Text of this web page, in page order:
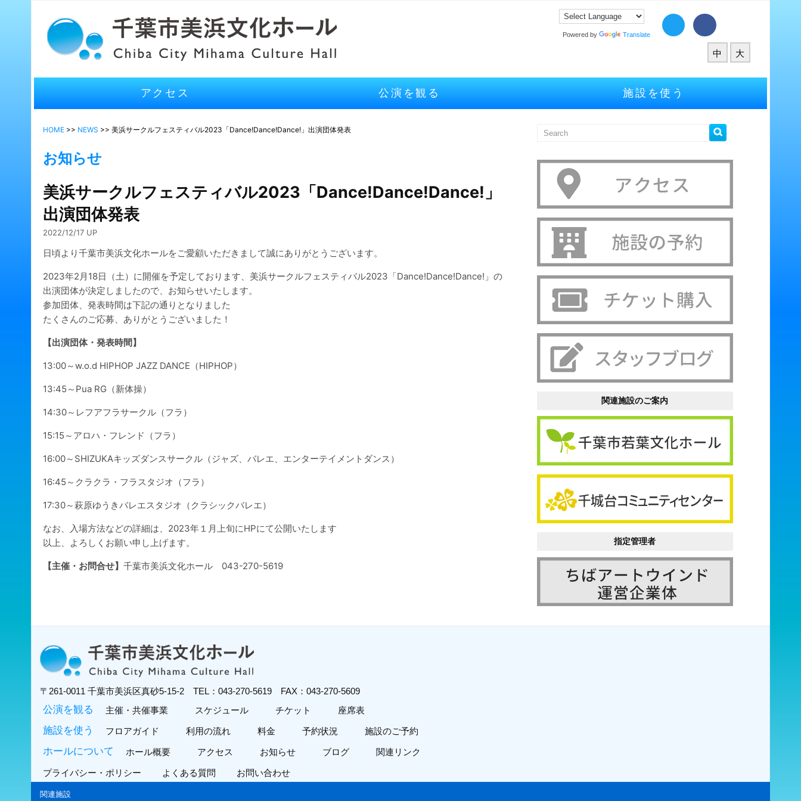
Powered by Translate
中 大
アクセス 公演を観る 施設を使う
HOME >> NEWS >> 美浜サークルフェスティバル2023「Dance!Dance!Dance!」出演団体発表
お知らせ
美浜サークルフェスティバル2023「Dance!Dance!Dance!」
出演団体発表
2022/12/17 UP
日頃より千葉市美浜文化ホールをご愛顧いただきまして誠にありがとうございます。
2023年2月18日（土）に開催を予定しております、美浜サークルフェスティバル2023「Dance!Dance!Dance!」の
出演団体が決定しましたので、お知らせいたします。
参加団体、発表時間は下記の通りとなりました
たくさんのご応募、ありがとうございました！
【出演団体・発表時間】
13:00～w.o.d HIPHOP JAZZ DANCE（HIPHOP）
13:45～Pua RG（新体操）
14:30～レフアフラサークル（フラ）
15:15～アロハ・フレンド（フラ）
16:00～SHIZUKAキッズダンスサークル（ジャズ、バレエ、エンターテイメントダンス）
16:45～クラクラ・フラスタジオ（フラ）
17:30～萩原ゆうきバレエスタジオ（クラシックバレエ）
なお、入場方法などの詳細は、2023年１月上旬にHPにて公開いたします
以上、よろしくお願い申し上げます。
【主催・お問合せ】 千葉市美浜文化ホール 043-270-5619
関連施設のご案内
指定管理者
〒261-0011 千葉市美浜区真砂5-15-2 TEL：043-270-5619 FAX：043-270-5609
公演を観る 主催・共催事業 スケジュール チケット 座席表
施設を使う フロアガイド 利用の流れ 料金 予約状況 施設のご予約
ホールについて ホール概要 アクセス お知らせ ブログ 関連リンク
プライバシー・ポリシー よくある質問 お問い合わせ
関連施設